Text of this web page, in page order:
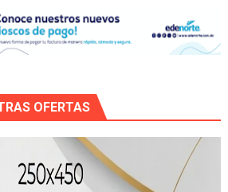
OFERTAS